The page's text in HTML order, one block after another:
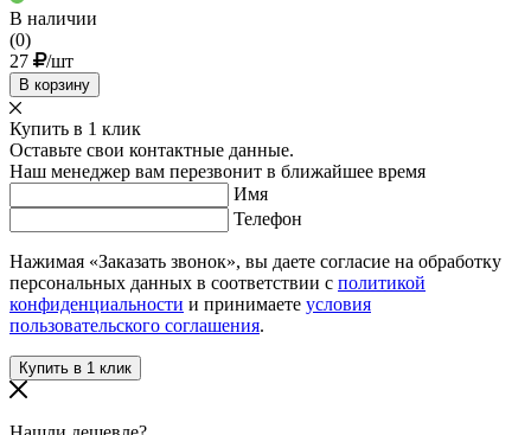
В наличии
(0)
27
/шт
В корзину
Купить в 1 клик
Оставьте свои контактные данные.
Наш менеджер вам перезвонит в ближайшее время
Имя
Телефон
Нажимая «Заказать звонок», вы даете согласие на обработку
персональных данных в соответствии с политикой
конфиденциальности и принимаете условия
пользовательского соглашения.